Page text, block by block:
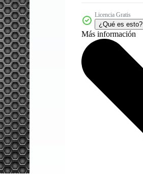
Licencia Gratis
¿Qué es esto?
Más información